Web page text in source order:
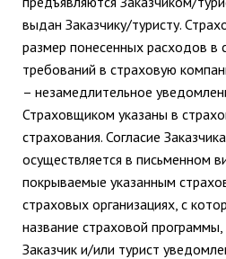
выдан Заказчику/туристу.
размер понесенных расходов в
требований в страховую
– незамедлительное
Страховщиком указаны в
страхования. Согласие
осуществляется в письменном
покрываемые указанным
страховых организациях, с
название страховой
Заказчик и/или турист